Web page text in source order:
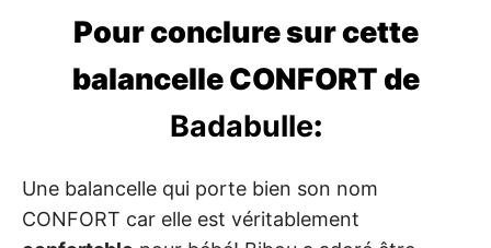
Pour conclure sur cette
balancelle CONFORT de
Badabulle:
Une balancelle qui porte bien son nom
CONFORT car elle est véritablement